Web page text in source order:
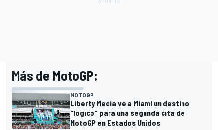
Más de MotoGP:
MOTOGP
Liberty Media ve a Miami un destino
"lógico" para una segunda cita de
MotoGP en Estados Unidos